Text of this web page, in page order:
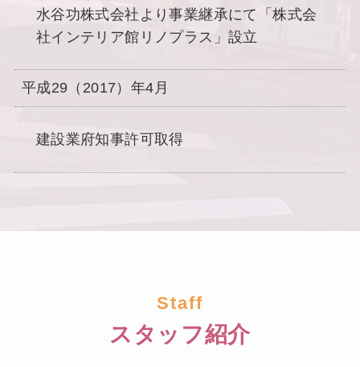
水谷功株式会社より事業継承にて「株式会
社インテリア館リノプラス」設立
平成29（2017）年4月
建設業府知事許可取得
Staff
スタッフ紹介